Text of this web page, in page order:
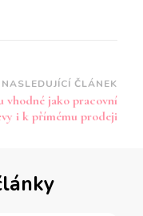
NASLEDUJÍCÍ ČLÁNEK
vhodné jako pracovní
i k přímému prodeji